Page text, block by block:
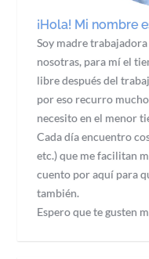
¡Hola! Mi nombre
Soy madre
nosotras, para mí el
libre después del
por eso recurro
necesito en el menor
Cada día encuentro
etc.) que me facilitan
cuento por aquí para
también.
Espero que te gusten